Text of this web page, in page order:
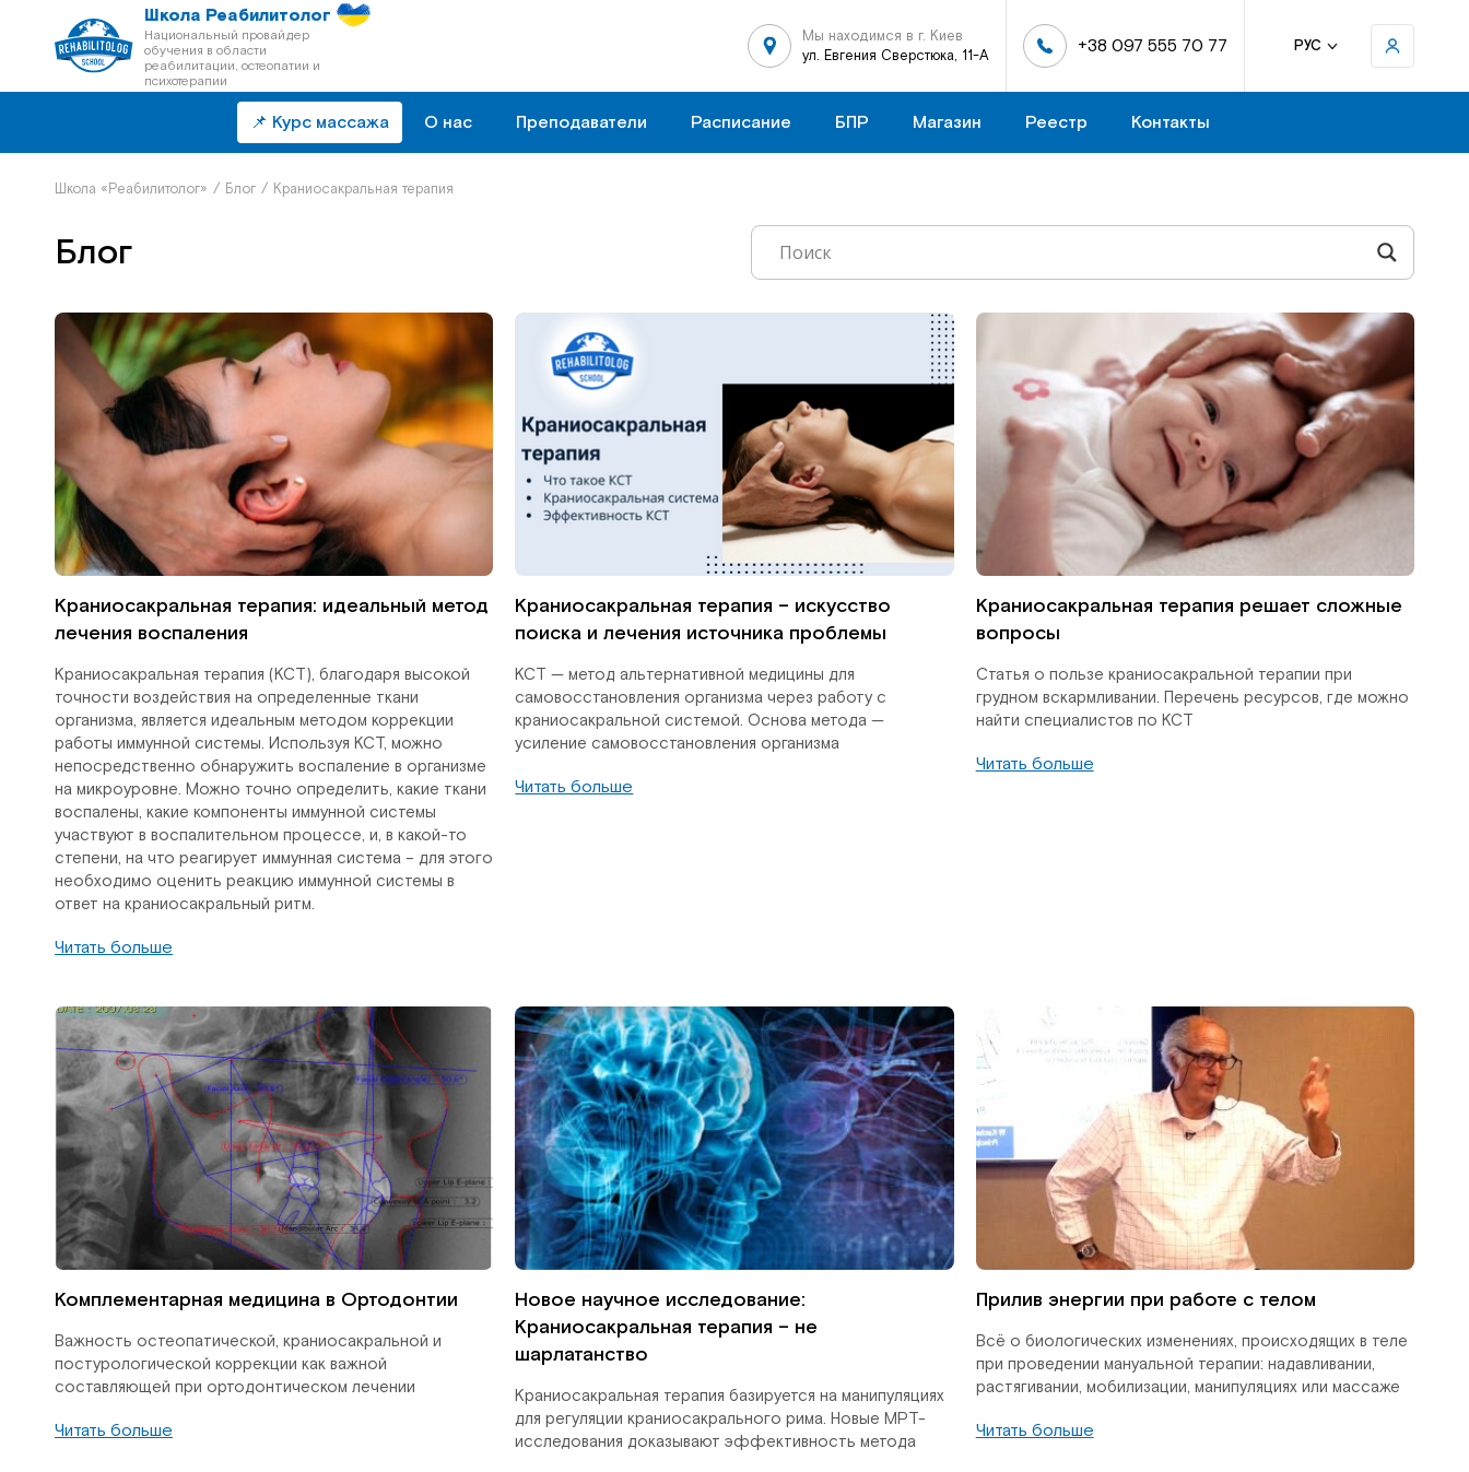
Школа Реабилитолог
Национальный провайдер
обучения в области
реабилитации, остеопатии и
психотерапии
Мы находимся в г. Киев
ул. Евгения Сверстюка, 11-А
+38 097 555 70 77 РУС
📌 Курс массажа О нас Преподаватели Расписание БПР Магазин Реестр Контакты
Школа «Реабилитолог» / Блог / Краниосакральная терапия
Блог
Краниосакральная терапия: идеальный метод
лечения воспаления
Краниосакральная терапия (КСТ), благодаря высокой
точности воздействия на определенные ткани
организма, является идеальным методом коррекции
работы иммунной системы. Используя КСТ, можно
непосредственно обнаружить воспаление в организме
на микроуровне. Можно точно определить, какие ткани
воспалены, какие компоненты иммунной системы
участвуют в воспалительном процессе, и, в какой-то
степени, на что реагирует иммунная система – для этого
необходимо оценить реакцию иммунной системы в
ответ на краниосакральный ритм.
Читать больше
Краниосакральная терапия – искусство
поиска и лечения источника проблемы
КСТ — метод альтернативной медицины для
самовосстановления организма через работу с
краниосакральной системой. Основа метода —
усиление самовосстановления организма
Читать больше
Краниосакральная терапия решает сложные
вопросы
Статья о пользе краниосакральной терапии при
грудном вскармливании. Перечень ресурсов, где можно
найти специалистов по КСТ
Читать больше
Комплементарная медицина в Ортодонтии
Важность остеопатической, краниосакральной и
постурологической коррекции как важной
составляющей при ортодонтическом лечении
Читать больше
Новое научное исследование:
Краниосакральная терапия – не
шарлатанство
Краниосакральная терапия базируется на манипуляциях
для регуляции краниосакрального рима. Новые МРТ-
исследования доказывают эффективность метода
Прилив энергии при работе с телом
Всё о биологических изменениях, происходящих в теле
при проведении мануальной терапии: надавливании,
растягивании, мобилизации, манипуляциях или массаже
Читать больше